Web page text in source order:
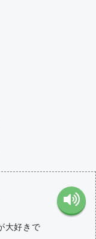
大好きで